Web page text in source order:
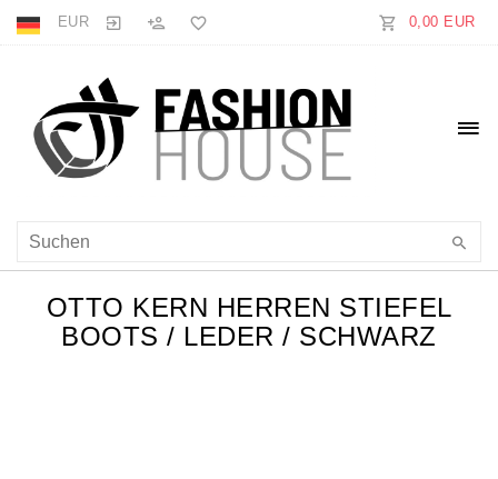
EUR 0,00 EUR
OTTO KERN HERREN STIEFEL
BOOTS / LEDER / SCHWARZ